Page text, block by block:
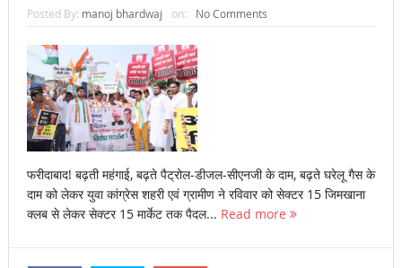
Posted By: manoj bhardwaj on: No Comments
फरीदाबाद! बढ़ती महंगाई, बढ़ते पैट्रोल-डीजल-सीएनजी के दाम, बढ़ते घरेलू गैस के
दाम को लेकर युवा कांग्रेस शहरी एवं ग्रामीण ने रविवार को सेक्टर 15 जिमखाना
क्लब से लेकर सेक्टर 15 मार्केट तक पैदल... Read more